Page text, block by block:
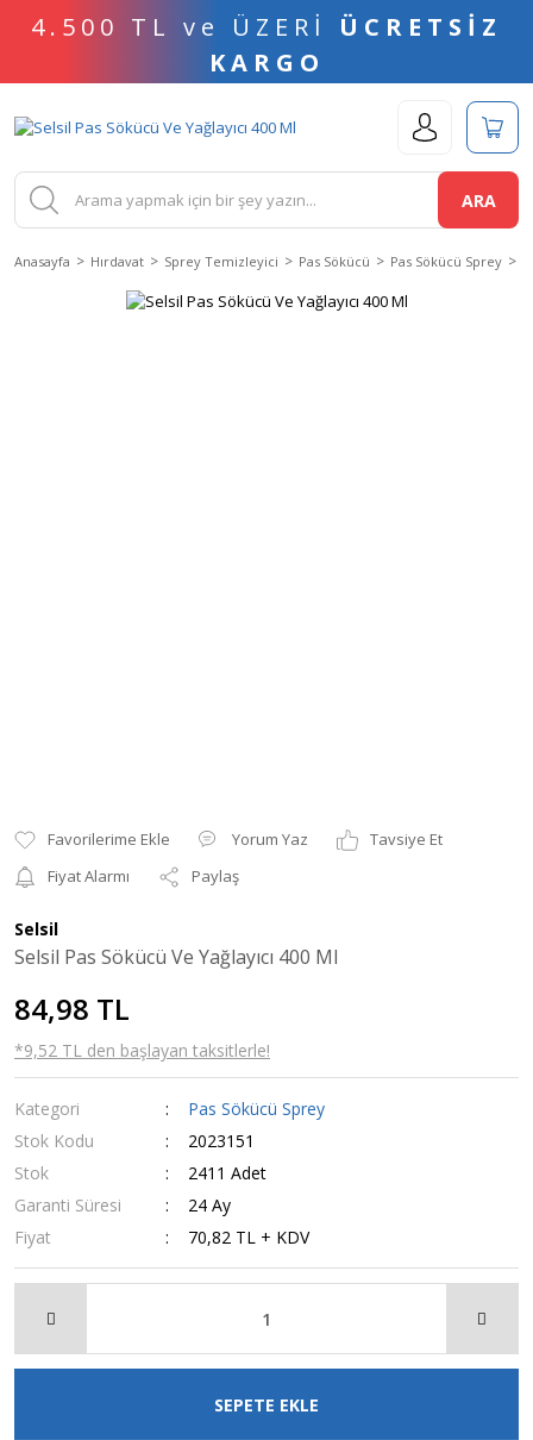
4.500 TL ve ÜZERİ ÜCRETSİZ
KARGO
ARA
Anasayfa Hırdavat Sprey Temizleyici Pas Sökücü Pas Sökücü Sprey
Yorum Yaz
Tavsiye Et
Fiyat Alarmı
Paylaş
Selsil
Selsil Pas Sökücü Ve Yağlayıcı 400 Ml
84,98 TL
*9,52 TL den başlayan taksitlerle!
Kategori
Pas Sökücü Sprey
Stok Kodu
2023151
Stok
2411 Adet
Garanti Süresi
24 Ay
Fiyat
70,82 TL + KDV
SEPETE EKLE